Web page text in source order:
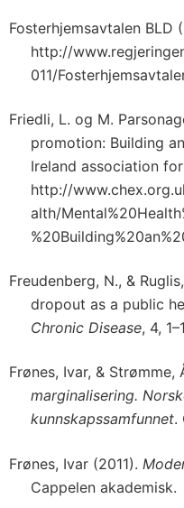
Fosterhjemsavtalen BLD
http://
011/
Friedli, L. og M.
promotion: Building
Ireland association
http://
alth/
Freudenberg, N., &
dropout as a public
Chronic Disease, 4,
Frønes, Ivar, & Strømme,
marginalisering.
kunnskapssamfunnet.
Frønes, Ivar (2011).
Cappelen akademisk.